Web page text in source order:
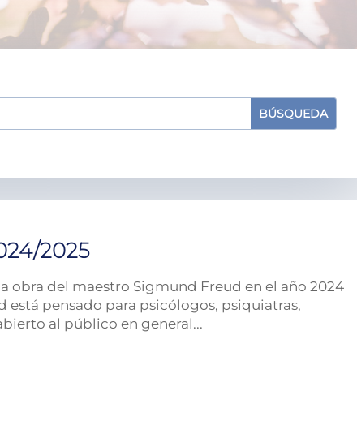
2025
obra del maestro Sigmund Freud en el año 2024
está pensado para psicólogos, psiquiatras,
al público en general...